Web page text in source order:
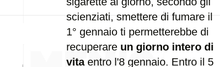
scienziati, smettere di fumare il
1° gennaio ti permetterebbe di
recuperare un giorno intero di
vitaentro l'8 gennaio. Entro il 5